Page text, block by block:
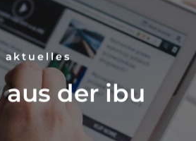
aktuelles
aus der ibu